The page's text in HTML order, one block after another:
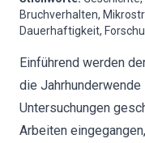
Bruchverhalten,
Dauerhaftigkeit,
Einführend werden
die
Untersuchungen
Arbeiten